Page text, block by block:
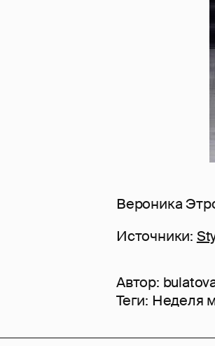
Вероника
Источники:
Автор:
Теги: Неделя